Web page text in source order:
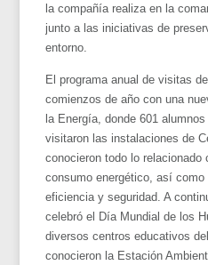
la compañía realiza en la
junto a las iniciativas de
entorno.
El programa anual de visitas
comienzos de año con una
la Energía, donde 601
visitaron las instalaciones de
conocieron todo lo relacionado
consumo energético, así
eficiencia y seguridad. A
celebró el Día Mundial de los
diversos centros educativos
conocieron la Estación